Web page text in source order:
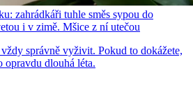
zahrádkáři tuhle směs sypou do
i v zimě. Mšice z ní utečou
správně vyživit. Pokud to dokážete,
opravdu dlouhá léta.